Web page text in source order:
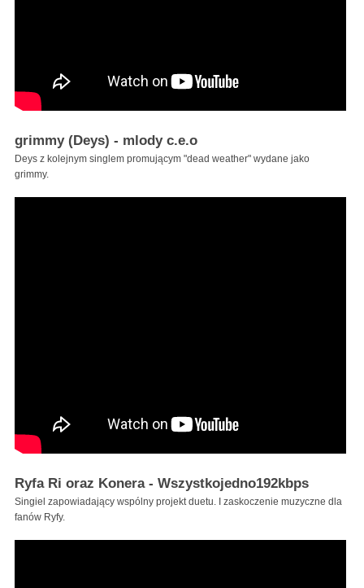
grimmy (Deys) - mlody c.e.o
Deys z kolejnym singlem promującym "dead weather" wydane jako
grimmy.
Ryfa Ri oraz Konera - Wszystkojedno192kbps
Singiel zapowiadający wspólny projekt duetu. I zaskoczenie muzyczne dla
fanów Ryfy.